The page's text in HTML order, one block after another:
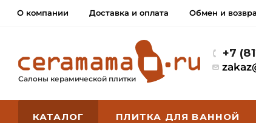
О компании Доставка и оплата Обмен и
Салоны керамической плитки
+7
КАТАЛОГ ПЛИТКА ДЛЯ ВАННОЙ